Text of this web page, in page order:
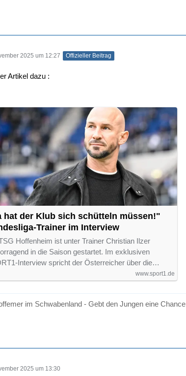
2025 um 12:27 Offizieller Beitrag
Artikel dazu :
hat der Klub sich schütteln müssen!"
Trainer im Interview
Hoffenheim ist unter Trainer Christian Ilzer
in die Saison gestartet. Im exklusiven
Interview spricht der Österreicher über die…
www.sport1.de
im Schwabenland - Gebt den Jungen eine Chance
2025 um 13:30